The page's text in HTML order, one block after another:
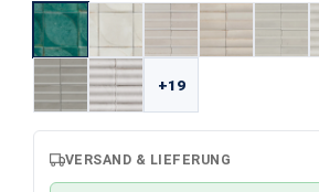
+19
VERSAND & LIEFERUNG